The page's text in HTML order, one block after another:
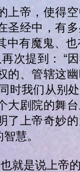
帝，使得空
圣经中，有
中有魔鬼、
次提到： “
的、管辖这
时我们从别
大剧院的舞
了上帝奇妙
慧。
就是说上帝